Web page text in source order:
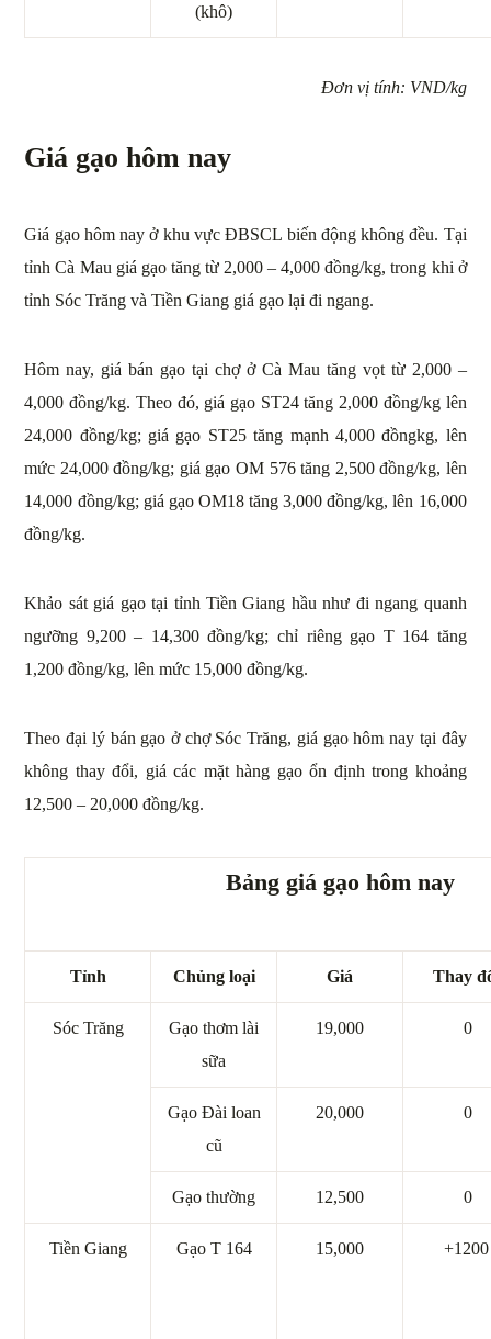
(khô)
Đơn vị tính: VND/kg
Giá gạo hôm nay
Giá gạo hôm nay ở khu vực ĐBSCL biến động không đều. Tại
tỉnh Cà Mau giá gạo tăng từ 2,000 – 4,000 đồng/kg, trong khi ở
tỉnh Sóc Trăng và Tiền Giang giá gạo lại đi ngang.
Hôm nay, giá bán gạo tại chợ ở Cà Mau tăng vọt từ 2,000 –
4,000 đồng/kg. Theo đó, giá gạo ST24 tăng 2,000 đồng/kg lên
24,000 đồng/kg; giá gạo ST25 tăng mạnh 4,000 đồngkg, lên
mức 24,000 đồng/kg; giá gạo OM 576 tăng 2,500 đồng/kg, lên
14,000 đồng/kg; giá gạo OM18 tăng 3,000 đồng/kg, lên 16,000
đồng/kg.
Khảo sát giá gạo tại tỉnh Tiền Giang hầu như đi ngang quanh
ngưỡng 9,200 – 14,300 đồng/kg; chỉ riêng gạo T 164 tăng
1,200 đồng/kg, lên mức 15,000 đồng/kg.
Theo đại lý bán gạo ở chợ Sóc Trăng, giá gạo hôm nay tại đây
không thay đổi, giá các mặt hàng gạo ổn định trong khoảng
12,500 – 20,000 đồng/kg.
Bảng giá gạo hôm nay
Tỉnh Chủng loại Giá Thay
Sóc Trăng
Gạo thơm lài
sữa
19,000 0
Gạo Đài loan
cũ
20,000 0
Gạo thường 12,500 0
Tiền Giang Gạo T 164 15,000 +1200